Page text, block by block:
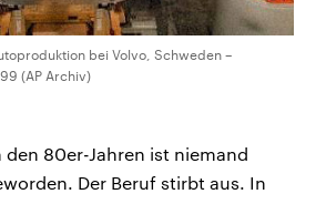
bei Volvo, Schweden –
(AP Archiv)
den 80er-Jahren ist niemand
Der Beruf stirbt aus. In